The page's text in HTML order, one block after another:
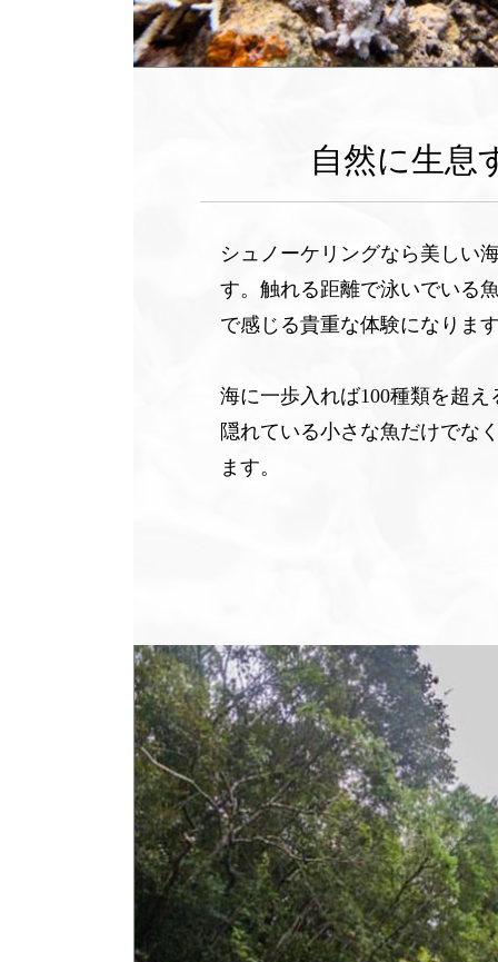
自然に生息
シュノーケリングなら美しい
す。触れる距離で泳いでいる
で感じる貴重な体験になりま
海に一歩入れば100種類を超
隠れている小さな魚だけでな
ます。